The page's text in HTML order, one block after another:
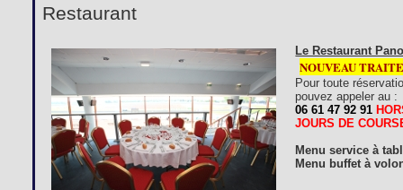
Restaurant
Le Restaurant
NOUVEAU
Pour toute
pouvez appeler au :
06 61 47 92 91
JOURS DE
Menu service à
Menu buffet à